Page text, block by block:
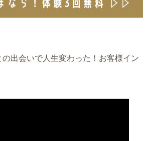
出会いで人生変わった！お客様イン